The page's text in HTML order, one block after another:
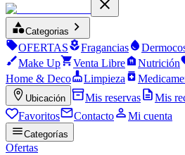
Categorias
OFERTAS Fragancias
Make Up
Venta Libre Nutrición
Home & Deco
Limpieza
Ubicación Mis reservas
Mis
Favoritos
Contacto Mi cuenta
Categorías
Ofertas